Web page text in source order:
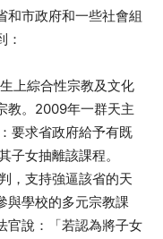
和市政府和一些社會組
：
上綜合性宗教及文化
教。2009年一群天主
要求省政府給予有既
子女抽離該課程。
，支持強逼該省的天
與學校的多元宗教課
官說：「若認為將子女